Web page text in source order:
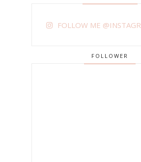
FOLLOW ME
FOLLOWER